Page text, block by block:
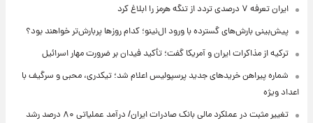
ایران تعرفه ۷ درصدی تردد از تنگه هرمز را ابلاغ کرد
پیش‌بینی بارش‌های گسترده با ورود ال‌نینو؛ کدام روزها پربارش‌تر خواهند بود؟
ترکیه از مذاکرات ایران و آمریکا گفت؛ تأکید فیدان بر ضرورت مهار اسرائیل
شماره پیراهن خریدهای جدید پرسپولیس اعلام شد؛ تیکدری، محبی و سرگیف با
اعداد ویژه
تغییر مثبت در عملکرد مالی بانک صادرات ایران/ درآمد عملیاتی ۸۰ درصد رشد